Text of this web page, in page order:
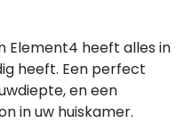
Element4 heeft alles in
heeft. Een perfect
en een
in uw huiskamer.